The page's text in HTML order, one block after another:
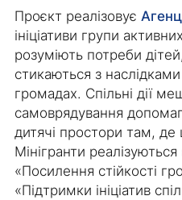
Проєкт реалізовує
ініціативи групи
розуміють потреби
стикаються з
громадах. Спільні дії
самоврядування
дитячі простори там, де
Мінігранти
«Посилення стійкості
«Підтримки ініціатив